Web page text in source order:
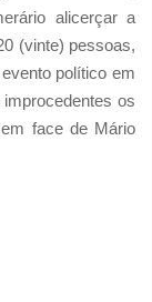
alicerçar a
(vinte) pessoas,
político em
os
face de Mário